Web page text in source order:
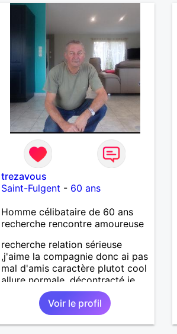
trezavous
Saint-Fulgent - 60 ans
Homme célibataire de 60 ans
recherche rencontre amoureuse
recherche relation sérieuse
,j'aime la compagnie donc ai pas
mal d'amis caractère plutot cool
allure normale ,décontracté je
voudrais rencontrer une
personne aimant la nature
,bricolage ,quelqu'un de simple
et naturel à vos claviers
Voir le profil